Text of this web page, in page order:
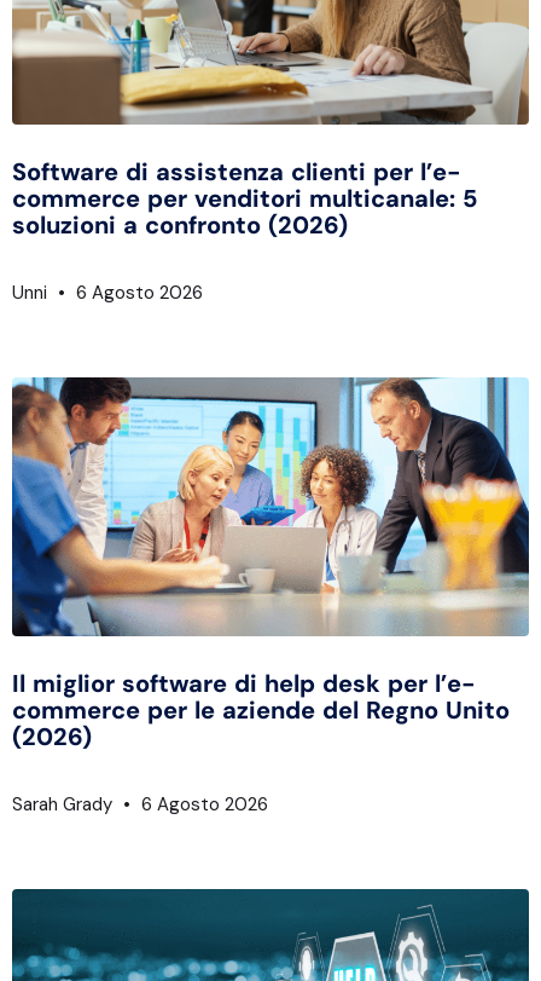
Software di assistenza clienti per l’e-
commerce per venditori multicanale: 5
soluzioni a confronto (2026)
Unni 6 Agosto 2026
Il miglior software di help desk per l’e-
commerce per le aziende del Regno Unito
(2026)
Sarah Grady 6 Agosto 2026